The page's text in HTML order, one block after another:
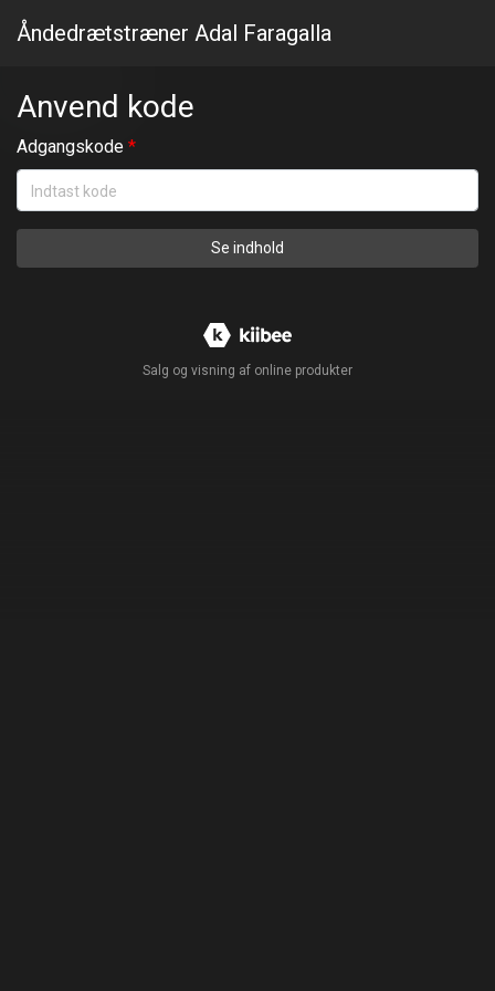
Åndedrætstræner Adal Faragalla
Anvend kode
Adgangskode
Se indhold
Salg og visning af online produkter